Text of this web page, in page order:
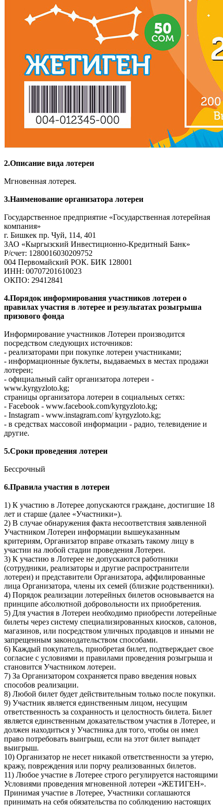
2.Описание вида лотереи
Мгновенная лотерея.
3.Наименование организатора лотереи
Государственное предприятие «Государственная лотерейная
компания»
г. Бишкек пр. Чуй, 114, 401
ЗАО «Кыргызский Инвестиционно-Кредитный Банк»
Р/счет: 1280016030209752
004 Первомайский РОК. БИК 128001
ИНН: 00707201610023
ОКПО: 29412841
4.Порядок информирования участников лотереи о
правилах участия в лотерее и результатах розыгрыша
призового фонда
Информирование участников Лотереи производится
посредством следующих источников:
- реализаторами при покупке лотереи участниками;
- информационные буклеты, выдаваемых в местах продажи
лотереи;
- официальный сайт организатора лотереи -
www.kyrgyzloto.kg;
страницы организатора лотереи в социальных сетях:
- Facebook - www.facebook.com/kyrgyzloto.kg;
- Instagram - www.instagram.com/ kyrgyzloto.kg;
- в средствах массовой информации - радио, телевидение и
другие.
5.Сроки проведения лотереи
Бессрочный
6.Правила участия в лотереи
1) К участию в Лотерее допускаются граждане, достигшие 18
лет и старше (далее «Участники»).
2) В случае обнаружения факта несоответствия заявленной
Участником Лотереи информации вышеуказанным
критериям, Организатор вправе отказать такому лицу в
участии на любой стадии проведения Лотереи.
3) К участию в Лотерее не допускаются работники
(сотрудники, реализаторы и другие распространители
лотереи) и представители Организатора, аффилированные
лица Организатора, члены их семей (близкие родственники).
4) Порядок реализации лотерейных билетов основывается на
принципе абсолютной добровольности их приобретения.
5) Для участия в Лотереи необходимо приобрести лотерейные
билеты через систему специализированных киосков, салонов,
магазинов, или посредством уличных продавцов и иными не
запрещенным законодательством способами.
6) Каждый покупатель, приобретая билет, подтверждает свое
согласие с условиями и правилами проведения розыгрыша и
становится Участником лотереи.
7) За Организатором сохраняется право введения новых
способов реализации.
8) Любой билет будет действительным только после покупки.
9) Участник является единственным лицом, несущим
ответственность за сохранность и целостность билета. Билет
является единственным доказательством участия в Лотерее, и
должен находиться у Участника для того, чтобы он имел
право потребовать выигрыш, если на этот билет выпадет
выигрыш.
10) Организатор не несет никакой ответственности за утерю,
кражу, повреждения или порчу реализованных билетов.
11) Любое участие в Лотерее строго регулируется настоящими
Условиями проведения мгновенной лотереи «ЖЕТИГЕН».
Принимая участие в Лотерее, Участники соглашаются
принимать на себя обязательства по соблюдению настоящих